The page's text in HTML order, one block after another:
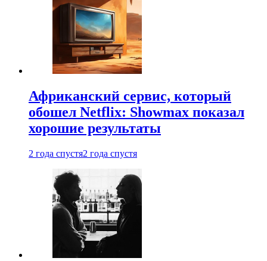
Африканский сервис, который
обошел Netflix: Showmax показал
хорошие результаты
2 года спустя2 года спустя